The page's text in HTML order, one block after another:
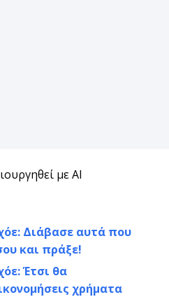
με AI
Διάβασε αυτά που
και πράξε!
Έτσι θα
χρήματα